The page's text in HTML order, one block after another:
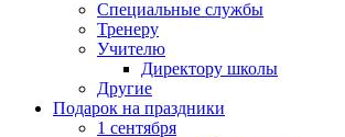
Специальные службы
Тренеру
Учителю
Директору школы
Другие
Подарок на праздники
1 сентября